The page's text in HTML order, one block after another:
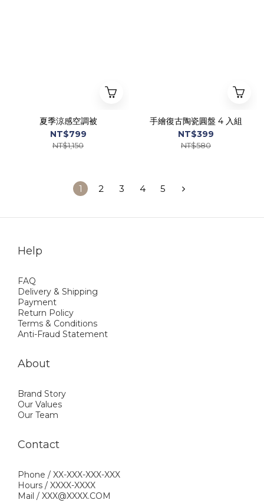
夏季涼感空調被
NT$799
NT$1,150
手繪復古陶瓷圓盤 4 入組
NT$399
NT$580
1 2 3 4 5
Help
FAQ
Delivery & Shipping
Payment
Return Policy
Terms & Conditions
Anti-Fraud Statement
About
Brand Story
Our Values
Our Team
Contact
Phone / XX-XXX-XXX-XXX
Hours / XXXX-XXXX
Mail / XXX@XXXX.COM